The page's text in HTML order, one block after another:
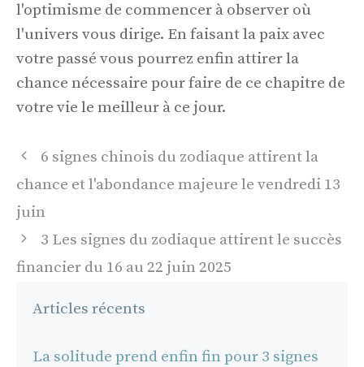
l'optimisme de commencer à observer où
l'univers vous dirige. En faisant la paix avec
votre passé vous pourrez enfin attirer la
chance nécessaire pour faire de ce chapitre de
votre vie le meilleur à ce jour.
Navigation
des
6 signes chinois du zodiaque attirent la
chance et l'abondance majeure le vendredi 13
juin
3 Les signes du zodiaque attirent le succès
financier du 16 au 22 juin 2025
Articles récents
La solitude prend enfin fin pour 3 signes